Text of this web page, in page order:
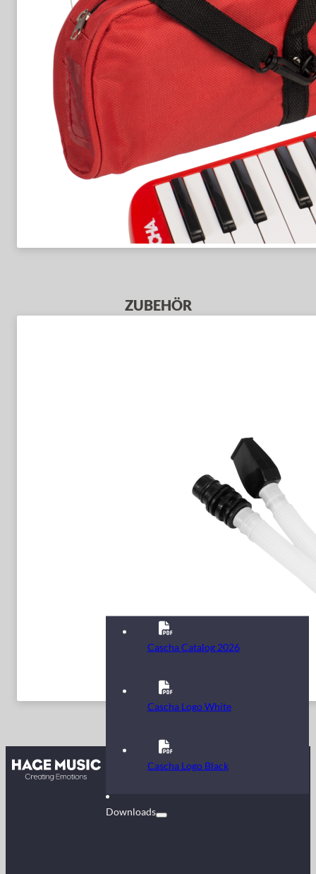
ZUBEHÖR
Kontakt
Downloads
Cascha Catalog 2026
Cascha Logo White
Cascha Logo Black